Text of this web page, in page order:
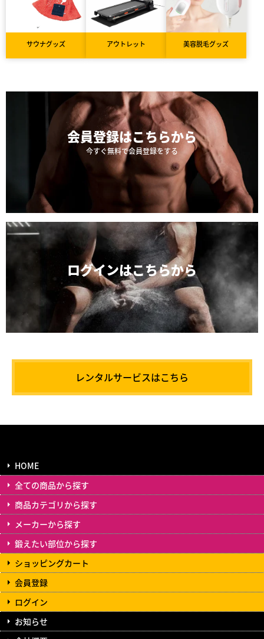
サウナグッズ アウトレット 美容脱毛グッズ
会員登録はこちらから
今すぐ無料で会員登録をする
ログインはこちらから
レンタルサービスはこちら
HOME
全ての商品から探す
商品カテゴリから探す
メーカーから探す
鍛えたい部位から探す
ショッピングカート
会員登録
ログイン
お知らせ